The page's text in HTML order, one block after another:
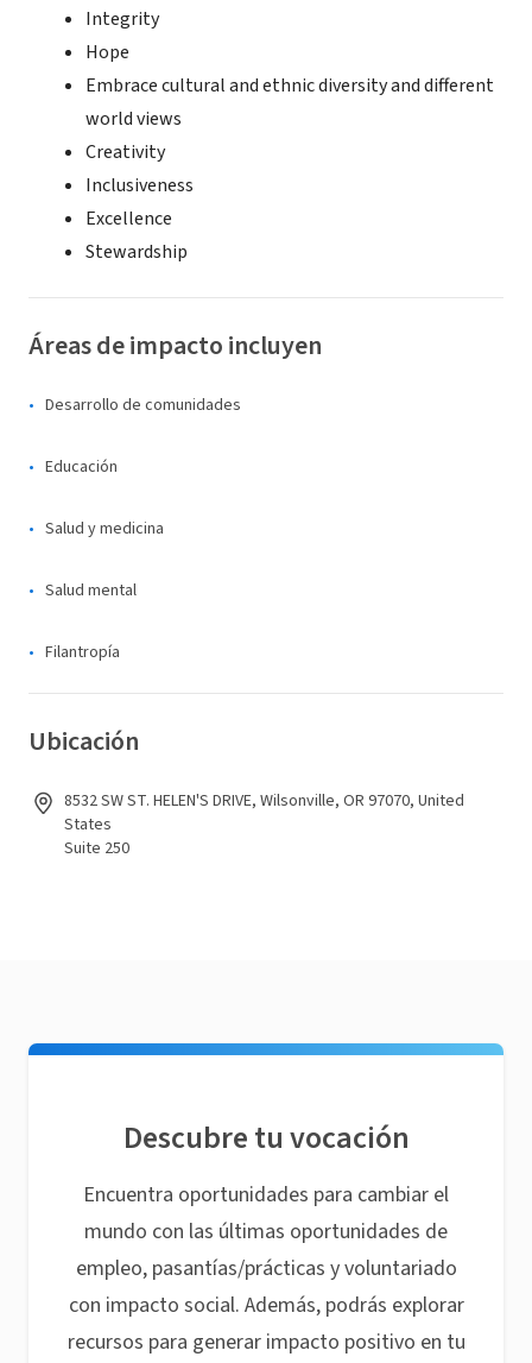
Integrity
Hope
Embrace cultural and ethnic diversity and different
world views
Creativity
Inclusiveness
Excellence
Stewardship
Áreas de impacto incluyen
Desarrollo de comunidades
Educación
Salud y medicina
Salud mental
Filantropía
Ubicación
8532 SW ST. HELEN'S DRIVE, Wilsonville, OR 97070, United
States
Suite 250
Descubre tu vocación
Encuentra oportunidades para cambiar el
mundo con las últimas oportunidades de
empleo, pasantías/prácticas y voluntariado
con impacto social. Además, podrás explorar
recursos para generar impacto positivo en tu